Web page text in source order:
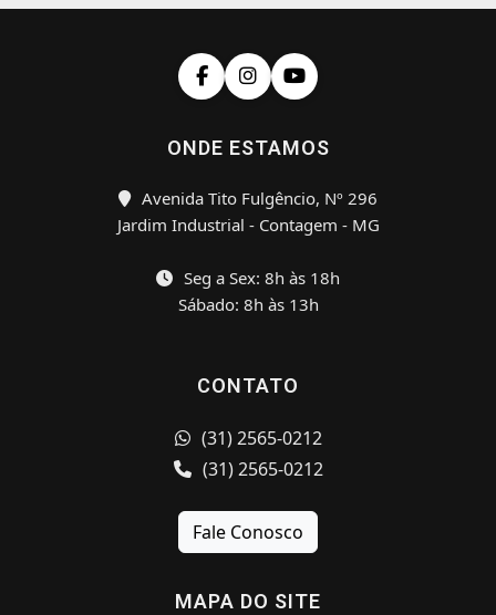
ONDE ESTAMOS
Avenida Tito Fulgêncio, Nº 296
Jardim Industrial - Contagem - MG
Seg a Sex: 8h às 18h
Sábado: 8h às 13h
CONTATO
(31) 2565-0212
(31) 2565-0212
Fale Conosco
MAPA DO SITE